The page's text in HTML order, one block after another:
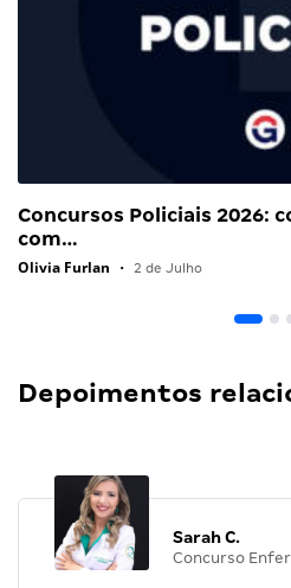
Concursos Policiais 2026:
com…
Olivia Furlan • 2 de Julho
Depoimentos
Sarah C.
Concurso